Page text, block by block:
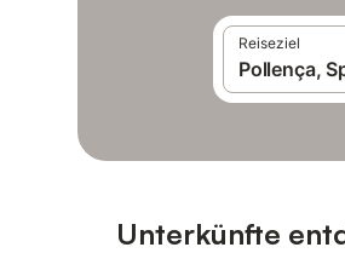
Reiseziel
Unterkünfte